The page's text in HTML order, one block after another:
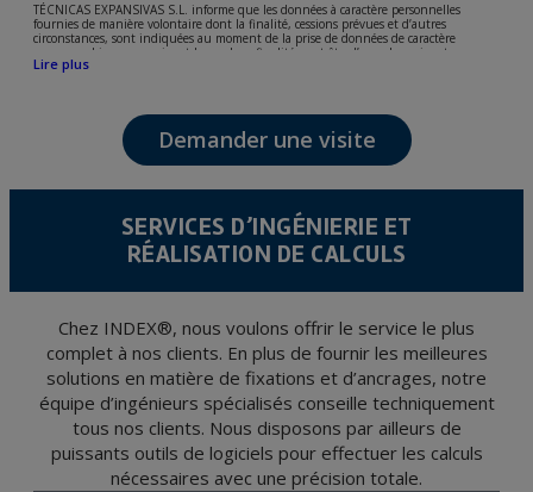
TÉCNICAS EXPANSIVAS S.L. informe que les données à caractère personnelles
fournies de manière volontaire dont la finalité, cessions prévues et d’autres
circonstances, sont indiquées au moment de la prise de données de caractère
personne, bien que, suivant le cas, leur finalité peut être l’une des suivantes,
l’attention de votre demande, litige ou requise, maintien de la relation établie, la
Les données de nos fichiers sont absolument confidentielles et seront traitées avec la
plus grande confidentialité et répondent à toutes les exigences prévues par la loi
15/1999 du 13 décembre sur la protection des données personnelles.
conformément à la législation de Protection des données, telles que celles relatives à
la santé, ces donnée n'étant pas cryptées.
L’usager peut à tout moment exercer son droit d'accès, de rectification, d'annulation
et d'opposition en vertu des dispositions au Règlement Général sur la Protection des
votre pièce d’identité, à P.I. La Portalada II | c/ Segador 13, 26006 | Logroño (La
Lire plus
Demander une visite
SERVICES D’INGÉNIERIE ET
RÉALISATION DE CALCULS
Chez INDEX®, nous voulons offrir le service le plus
complet à nos clients. En plus de fournir les meilleures
solutions en matière de fixations et d’ancrages, notre
équipe d’ingénieurs spécialisés conseille techniquement
tous nos clients. Nous disposons par ailleurs de
puissants outils de logiciels pour effectuer les calculs
nécessaires avec une précision totale.